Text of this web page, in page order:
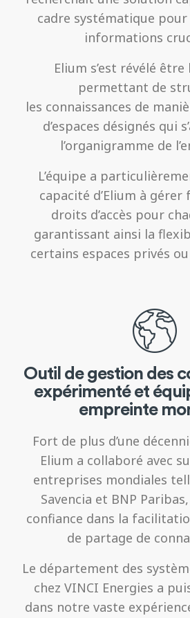
cadre systématique
informations
Elium s’est révélé être
permettant de
les connaissances de
d’espaces désignés qui
l’organigramme de
L’équipe a
capacité d’Elium à
droits d’accès pour
garantissant ainsi la
certains espaces privés
Outil de gestion des
expérimenté et
empreinte
Fort de plus d’une
Elium a collaboré avec
entreprises mondiales
Savencia et BNP
confiance dans la
de partage de
Le département des
chez VINCI Energies a
dans notre vaste